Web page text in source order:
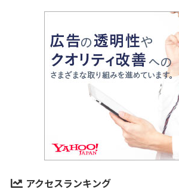
アクセスランキング